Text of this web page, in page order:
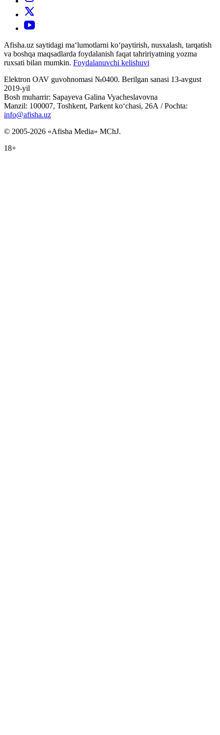
Afisha.uz saytidagi ma‘lumotlarni ko‘paytirish, nusxalash, tarqatish
va boshqa maqsadlarda foydalanish faqat tahririyatning yozma
ruxsati bilan mumkin. Foydalanuvchi kelishuvi
Elektron OAV guvohnomasi №0400. Berilgan sanasi 13-avgust
2019-yil
Bosh muharrir: Sapayeva Galina Vyacheslavovna
Manzil: 100007, Toshkent, Parkent ko‘chasi, 26А / Pochta:
info@afisha.uz
© 2005-2026 «Afisha Media» MChJ.
18+